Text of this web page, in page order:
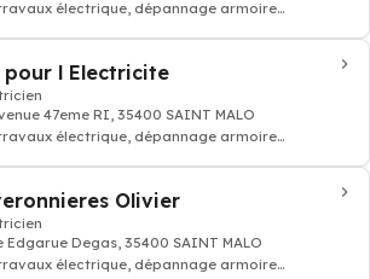
électrique, dépannage armoire
pour l Electricite
47eme RI, 35400 SAINT MALO
électrique, dépannage armoire
Olivier
Edgarue Degas, 35400 SAINT MALO
électrique, dépannage armoire